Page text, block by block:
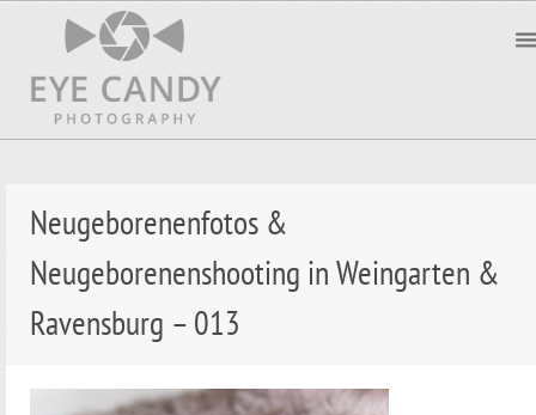
Neugeborenenfotos &
Neugeborenenshooting in Weingarten &
Ravensburg – 013